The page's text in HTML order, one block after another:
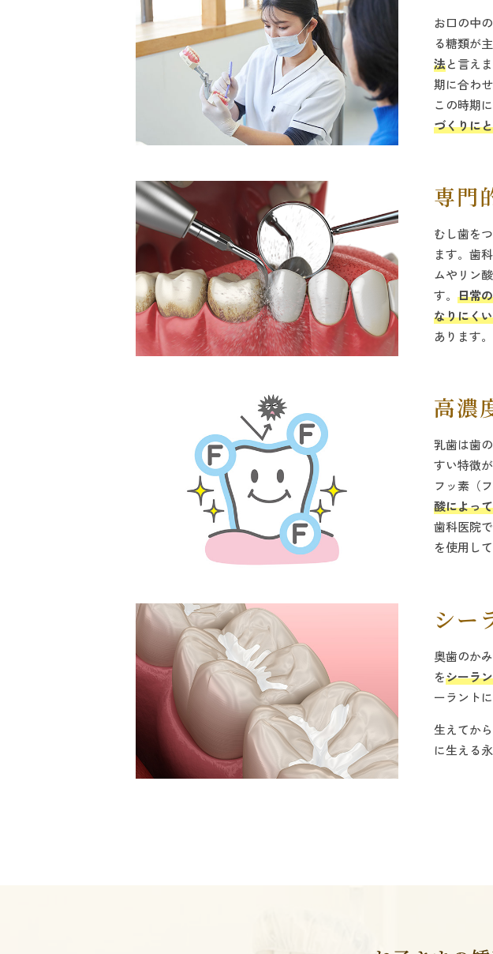
お口の中
る糖類が
法と言え
期に合わ
この時期
づくりに
専門
むし歯を
ます。歯
ムやリン
す。日常
なりにく
あります。
高濃
乳歯は歯
すい特徴
フッ素（
酸によっ
歯科医院
を使用し
シー
奥歯のか
をシーラ
ーラント
生えてか
に生える